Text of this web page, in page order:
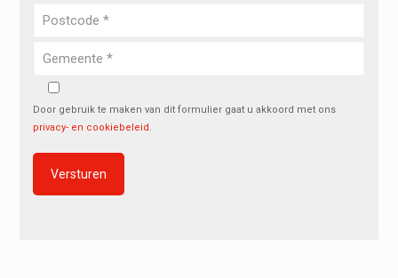
Door gebruik te maken van dit formulier gaat u akkoord met ons
privacy- en cookiebeleid .